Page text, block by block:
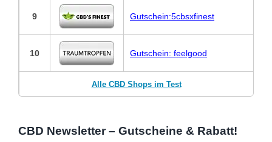
9 Gutschein:5cbsxfinest
10 Gutschein: feelgood
Alle CBD Shops im Test
CBD Newsletter – Gutscheine & Rabatt!